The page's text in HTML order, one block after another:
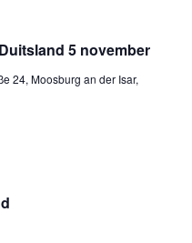
5 november
24, Moosburg an der Isar,